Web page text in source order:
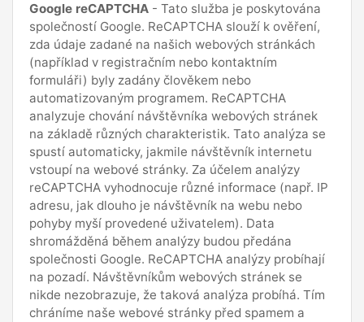
Google reCAPTCHA - Tato služba je poskytována
společností Google. ReCAPTCHA slouží k ověření,
zda údaje zadané na našich webových stránkách
(například v registračním nebo kontaktním
formuláři) byly zadány člověkem nebo
automatizovaným programem. ReCAPTCHA
analyzuje chování návštěvníka webových stránek
na základě různých charakteristik. Tato analýza se
spustí automaticky, jakmile návštěvník internetu
vstoupí na webové stránky. Za účelem analýzy
reCAPTCHA vyhodnocuje různé informace (např. IP
adresu, jak dlouho je návštěvník na webu nebo
pohyby myší provedené uživatelem). Data
shromážděná během analýzy budou předána
společnosti Google. ReCAPTCHA analýzy probíhají
na pozadí. Návštěvníkům webových stránek se
nikde nezobrazuje, že taková analýza probíhá. Tím
chráníme naše webové stránky před spamem a